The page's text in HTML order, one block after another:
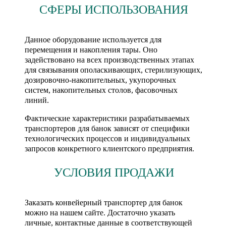
СФЕРЫ ИСПОЛЬЗОВАНИЯ
Данное оборудование используется для
перемещения и накопления тары. Оно
задействовано на всех производственных этапах
для связывания ополаскивающих, стерилизующих,
дозировочно-накопительных, укупорочных
систем, накопительных столов, фасовочных
линий.
Фактические характеристики разрабатываемых
транспортеров для банок зависят от специфики
технологических процессов и индивидуальных
запросов конкретного клиентского предприятия.
УСЛОВИЯ ПРОДАЖИ
Заказать конвейерный транспортер для банок
можно на нашем сайте. Достаточно указать
личные, контактные данные в соответствующей